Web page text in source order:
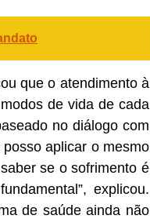
que o atendimento à
de vida de cada
no diálogo com
aplicar o mesmo
se o sofrimento é
explicou.
de saúde ainda não